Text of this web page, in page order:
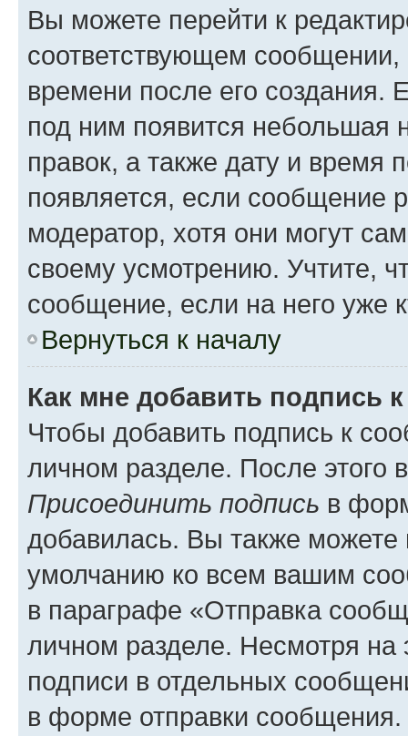
Вы можете перейти к
соответствующем сообщении,
времени после его создания.
под ним появится небольшая
правок, а также дату и время
появляется, если сообщение
модератор, хотя они могут
своему усмотрению. Учтите,
сообщение, если на него уже
Вернуться к началу
Как мне добавить подпись
Чтобы добавить подпись к
личном разделе. После этого
Присоединить подпись в
добавилась. Вы также можете
умолчанию ко всем вашим
в параграфе «Отправка
личном разделе. Несмотря на
подписи в отдельных
в форме отправки сообщения.